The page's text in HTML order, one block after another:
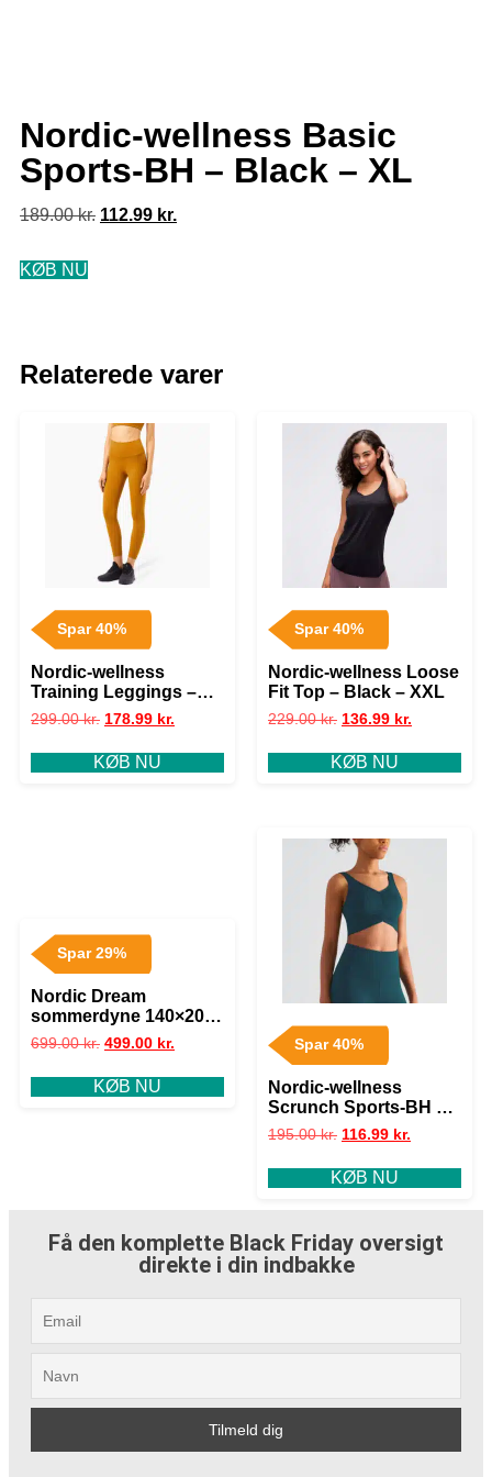
Nordic-wellness Basic
Sports-BH – Black – XL
189.00kr. 112.99 kr.
KØB NU
Relaterede varer
Spar 40%
Nordic-wellness
Training Leggings –
Mustard Yellow – XL
299.00kr. 178.99 kr.
KØB NU
Spar 40%
Nordic-wellness Loose
Fit Top – Black – XXL
229.00kr. 136.99 kr.
KØB NU
Spar 29%
Nordic Dream
sommerdyne 140×200
cm
699.00kr. 499.00 kr.
KØB NU
Spar 40%
Nordic-wellness
Scrunch Sports-BH –
Ocean Blue – S
195.00kr. 116.99 kr.
KØB NU
Få den komplette Black Friday oversigt
direkte i din indbakke